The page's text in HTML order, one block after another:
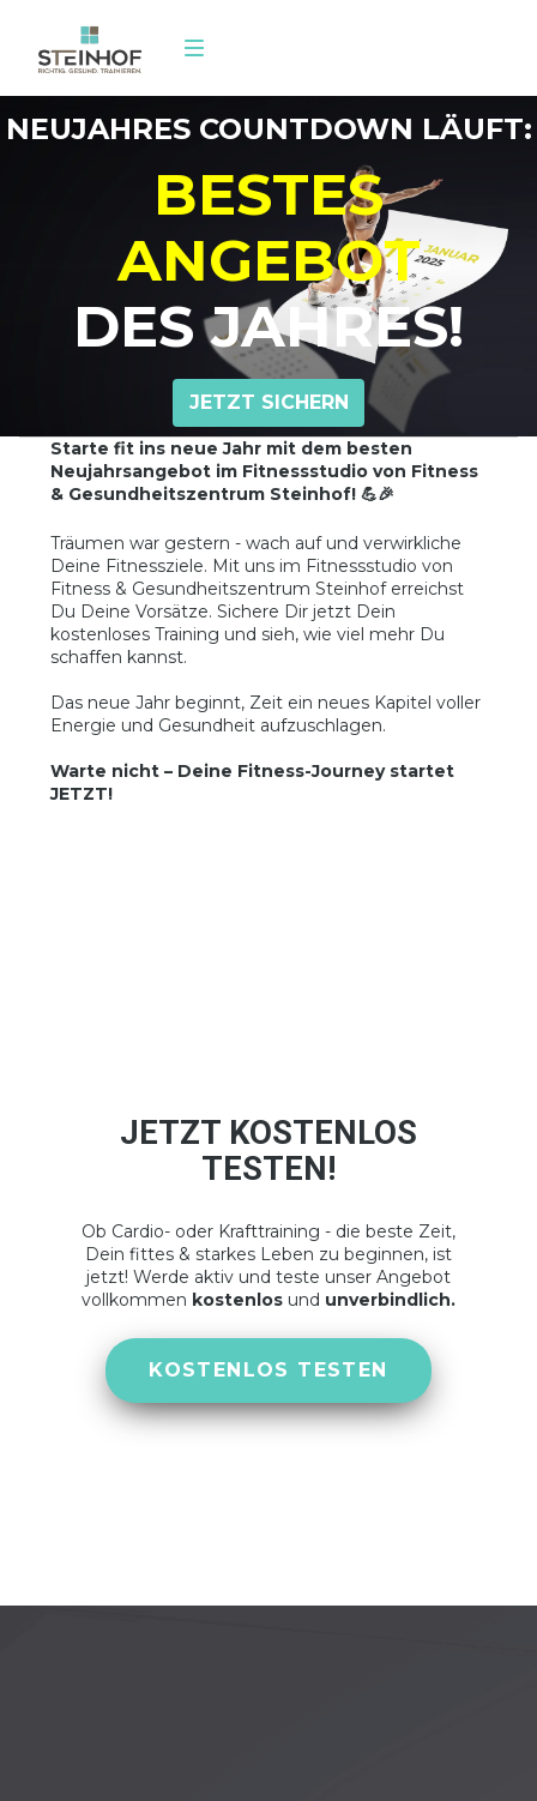
Training
Über uns
Mitglied
NEUJAHRES COUNTDOWN LÄUFT:
BESTES
ANGEBOT
DES JAHRES!
JETZT SICHERN
Starte fit ins neue Jahr mit dem besten
Neujahrsangebot im Fitnessstudio von Fitness
& Gesundheitszentrum Steinhof! 💪🎉
Träumen war gestern - wach auf und verwirkliche
Deine Fitnessziele. Mit uns im Fitnessstudio von
Fitness & Gesundheitszentrum Steinhof erreichst
Du Deine Vorsätze. Sichere Dir jetzt Dein
kostenloses Training und sieh, wie viel mehr Du
schaffen kannst.
Das neue Jahr beginnt, Zeit ein neues Kapitel voller
Energie und Gesundheit aufzuschlagen.
Warte nicht – Deine Fitness-Journey startet
JETZT!
JETZT KOSTENLOS
TESTEN!
Ob Cardio- oder Krafttraining - die beste Zeit,
Dein fittes & starkes Leben zu beginnen, ist
jetzt! Werde aktiv und teste unser Angebot
vollkommen kostenlos und unverbindlich.
KOSTENLOS TESTEN